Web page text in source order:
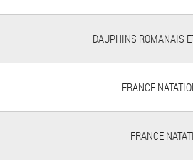
DAUPHINS ROMANAIS
FRANCE
FRANCE